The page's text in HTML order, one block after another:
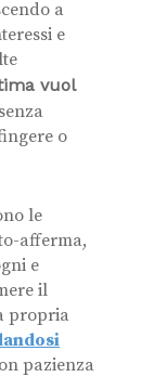
a
e
vuol
o
le
afferma,
e
il
propria
pazienza